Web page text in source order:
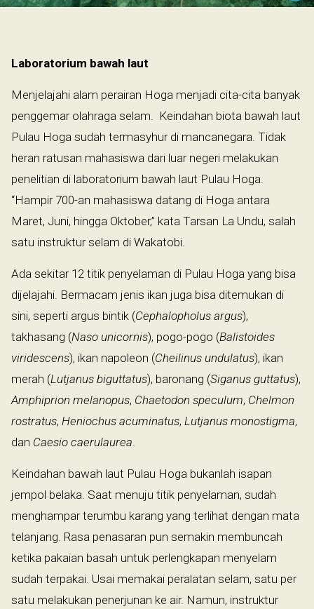
Laboratorium bawah laut
Menjelajahi alam perairan Hoga menjadi cita-cita banyak
penggemar olahraga selam. Keindahan biota bawah laut
Pulau Hoga sudah termasyhur di mancanegara. Tidak
heran ratusan mahasiswa dari luar negeri melakukan
penelitian di laboratorium bawah laut Pulau Hoga.
“Hampir 700-an mahasiswa datang di Hoga antara
Maret, Juni, hingga Oktober,” kata Tarsan La Undu, salah
satu instruktur selam di Wakatobi.
Ada sekitar 12 titik penyelaman di Pulau Hoga yang bisa
dijelajahi. Bermacam jenis ikan juga bisa ditemukan di
sini, seperti argus bintik (Cephalopholus argus),
takhasang (Naso unicornis), pogo-pogo (Balistoides
viridescens), ikan napoleon (Cheilinus undulatus), ikan
merah (Lutjanus biguttatus), baronang (Siganus guttatus),
Amphiprion melanopus, Chaetodon speculum, Chelmon
rostratus, Heniochus acuminatus, Lutjanus monostigma,
dan Caesio caerulaurea.
Keindahan bawah laut Pulau Hoga bukanlah isapan
jempol belaka. Saat menuju titik penyelaman, sudah
menghampar terumbu karang yang terlihat dengan mata
telanjang. Rasa penasaran pun semakin membuncah
ketika pakaian basah untuk perlengkapan menyelam
sudah terpakai. Usai memakai peralatan selam, satu per
satu melakukan penerjunan ke air. Namun, instruktur